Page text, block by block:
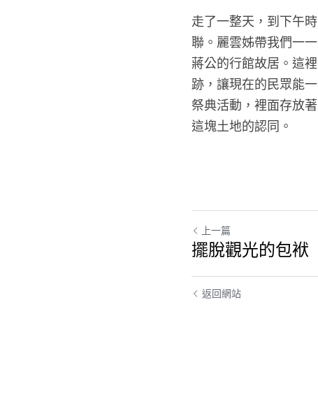
走了一整天，到下午
聯。麗雲姊帶我們一
蔣公的行館故居。這
跡，讓現在的民眾能
祭典活動，裡面存放
這塊土地的認同。
上一篇
擺脫觀光的包袱
返回網站